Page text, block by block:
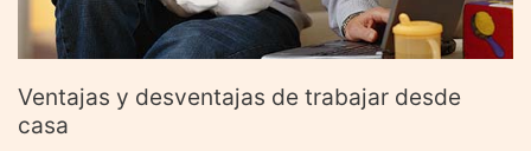
Ventajas y desventajas de trabajar desde
casa